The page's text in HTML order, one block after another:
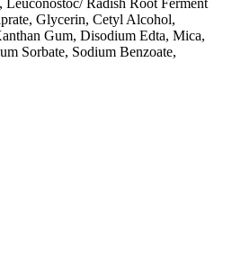
Glycerin, Cetyl Alcohol,
Gum, Disodium Edta, Mica,
Sorbate, Sodium Benzoate,